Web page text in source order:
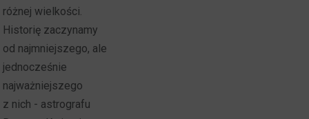
różnej wielkości.
Historię zaczynamy
od najmniejszego, ale
jednocześnie
najważniejszego
z nich - astrografu